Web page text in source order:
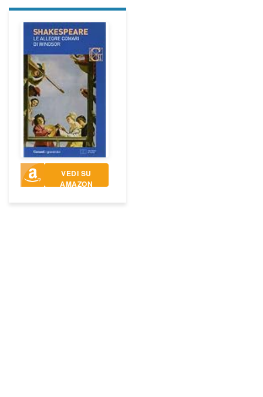
VEDI SU
AMAZON